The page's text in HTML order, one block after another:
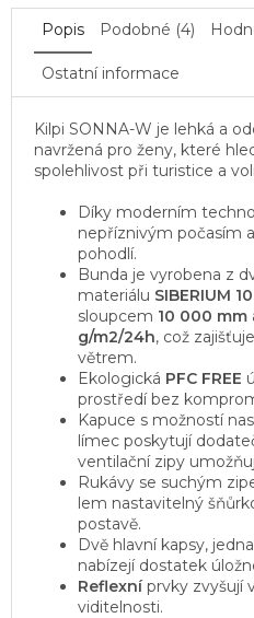
Popis Podobné (4)
Ostatní informace
Kilpi SONNA-W je lehká a
navržená pro ženy, které
spolehlivost při turistice a
Díky moderním
nepříznivým počasím
pohodlí.
Bunda je vyrobena z
materiálu SIBERIUM
sloupcem 10 000 mm
g/m2/24h, což
větrem.
Ekologická PFC FREE
prostředí bez
Kapuce s možností
límec poskytují
ventilační zipy
Rukávy se suchým
lem nastavitelný
postavě.
Dvě hlavní kapsy,
nabízejí dostatek
Reflexníprvky zvyšují
viditelnosti.